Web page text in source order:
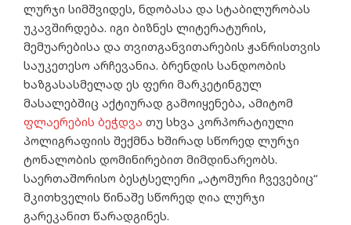
ლურჯი სიმშვიდეს, ნდობასა და სტაბილურობას
უკავშირდება. იგი ბიზნეს ლიტერატურის,
მემუარებისა და თვითგანვითარების ჟანრისთვის
საუკეთესო არჩევანია. ბრენდის სანდოობის
ხაზგასასმელად ეს ფერი მარკეტინგულ
მასალებშიც აქტიურად გამოიყენება, ამიტომ
ფლაერების ბეჭდვა თუ სხვა კორპორატიული
პოლიგრაფიის შექმნა ხშირად სწორედ ლურჯი
ტონალობის დომინირებით მიმდინარეობს.
საერთაშორისო ბესტსელერი „ატომური ჩვევებიც“
მკითხველის წინაშე სწორედ ღია ლურჯი
გარეკანით წარადგინეს.